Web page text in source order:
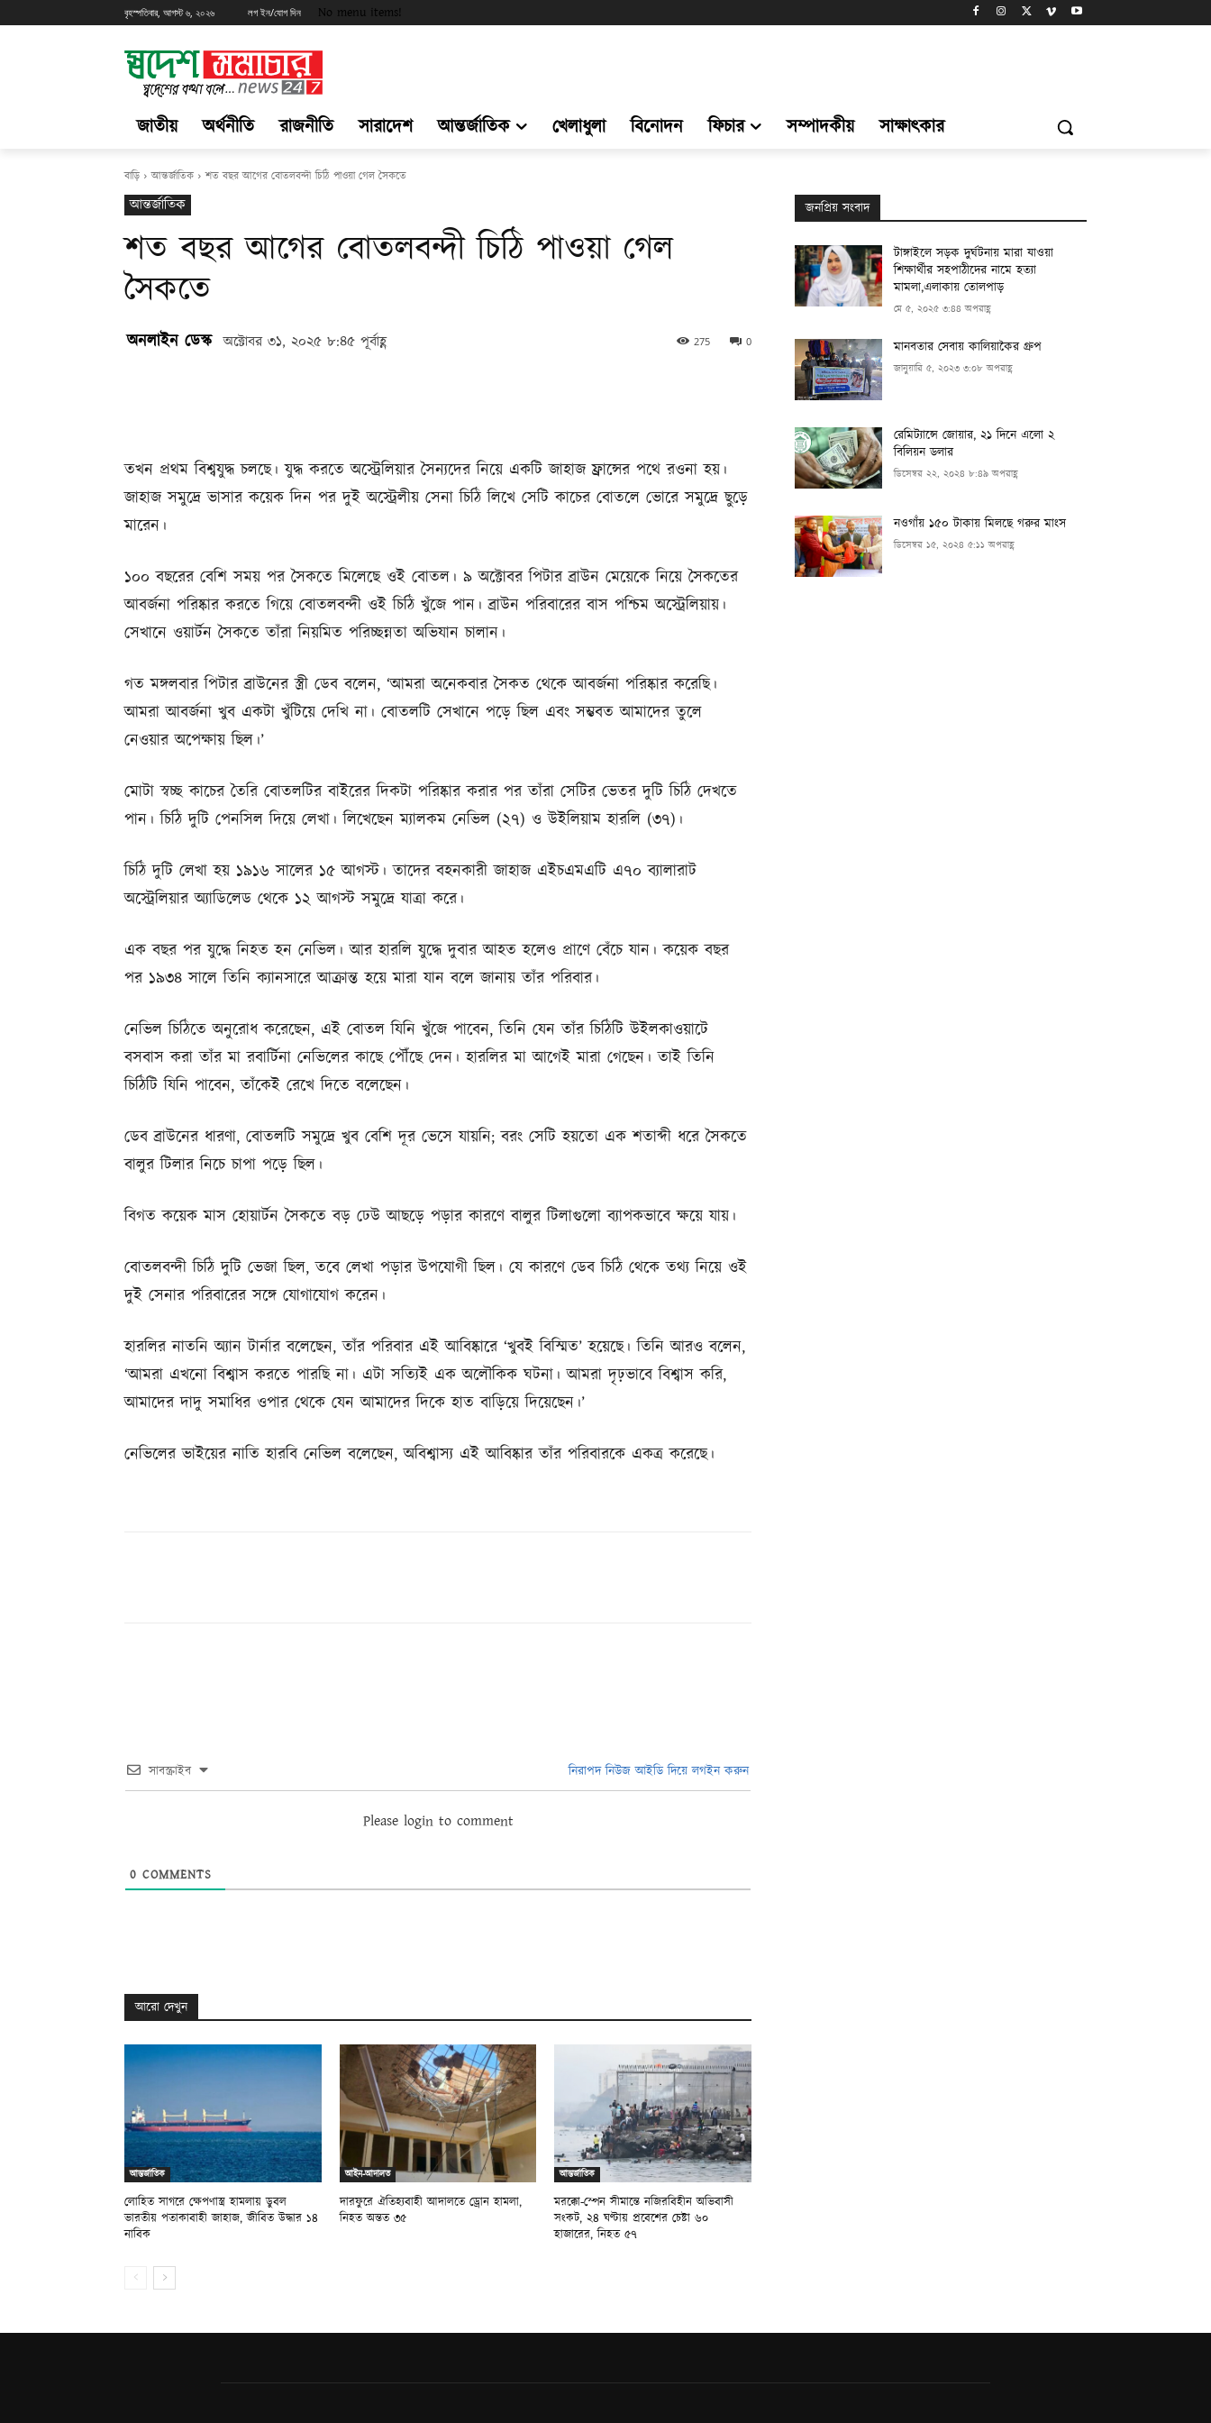
বৃহস্পতিবার, আগস্ট ৬, ২০২৬ লগ ইন/যোগ দিন No menu items!
জাতীয় অর্থনীতি রাজনীতি সারাদেশ আন্তর্জাতিক খেলাধুলা বিনোদন ফিচার সম্পাদকীয় সাক্ষাৎকার
বাড়ি আন্তর্জাতিক শত বছর আগের বোতলবন্দী চিঠি পাওয়া গেল সৈকতে
আন্তর্জাতিক
শত বছর আগের বোতলবন্দী চিঠি পাওয়া গেল
সৈকতে
অনলাইন ডেস্ক অক্টোবর ৩১, ২০২৫ ৮:৪৫ পূর্বাহ্ণ 0
275
তখন প্রথম বিশ্বযুদ্ধ চলছে। যুদ্ধ করতে অস্ট্রেলিয়ার সৈন্যদের নিয়ে একটি জাহাজ ফ্রান্সের পথে রওনা হয়।
জাহাজ সমুদ্রে ভাসার কয়েক দিন পর দুই অস্ট্রেলীয় সেনা চিঠি লিখে সেটি কাচের বোতলে ভোরে সমুদ্রে ছুড়ে
মারেন।
১০০ বছরের বেশি সময় পর সৈকতে মিলেছে ওই বোতল। ৯ অক্টোবর পিটার ব্রাউন মেয়েকে নিয়ে সৈকতের
আবর্জনা পরিষ্কার করতে গিয়ে বোতলবন্দী ওই চিঠি খুঁজে পান। ব্রাউন পরিবারের বাস পশ্চিম অস্ট্রেলিয়ায়।
সেখানে ওয়ার্টন সৈকতে তাঁরা নিয়মিত পরিচ্ছন্নতা অভিযান চালান।
গত মঙ্গলবার পিটার ব্রাউনের স্ত্রী ডেব বলেন, ‘আমরা অনেকবার সৈকত থেকে আবর্জনা পরিষ্কার করেছি।
আমরা আবর্জনা খুব একটা খুঁটিয়ে দেখি না। বোতলটি সেখানে পড়ে ছিল এবং সম্ভবত আমাদের তুলে
নেওয়ার অপেক্ষায় ছিল।’
মোটা স্বচ্ছ কাচের তৈরি বোতলটির বাইরের দিকটা পরিষ্কার করার পর তাঁরা সেটির ভেতর দুটি চিঠি দেখতে
পান। চিঠি দুটি পেনসিল দিয়ে লেখা। লিখেছেন ম্যালকম নেভিল (২৭) ও উইলিয়াম হারলি (৩৭)।
চিঠি দুটি লেখা হয় ১৯১৬ সালের ১৫ আগস্ট। তাদের বহনকারী জাহাজ এইচএমএটি এ৭০ ব্যালারাট
অস্ট্রেলিয়ার অ্যাডিলেড থেকে ১২ আগস্ট সমুদ্রে যাত্রা করে।
এক বছর পর যুদ্ধে নিহত হন নেভিল। আর হারলি যুদ্ধে দুবার আহত হলেও প্রাণে বেঁচে যান। কয়েক বছর
পর ১৯৩৪ সালে তিনি ক্যানসারে আক্রান্ত হয়ে মারা যান বলে জানায় তাঁর পরিবার।
নেভিল চিঠিতে অনুরোধ করেছেন, এই বোতল যিনি খুঁজে পাবেন, তিনি যেন তাঁর চিঠিটি উইলকাওয়াটে
বসবাস করা তাঁর মা রবার্টিনা নেভিলের কাছে পৌঁছে দেন। হারলির মা আগেই মারা গেছেন। তাই তিনি
চিঠিটি যিনি পাবেন, তাঁকেই রেখে দিতে বলেছেন।
ডেব ব্রাউনের ধারণা, বোতলটি সমুদ্রে খুব বেশি দূর ভেসে যায়নি; বরং সেটি হয়তো এক শতাব্দী ধরে সৈকতে
বালুর টিলার নিচে চাপা পড়ে ছিল।
বিগত কয়েক মাস হোয়ার্টন সৈকতে বড় ঢেউ আছড়ে পড়ার কারণে বালুর টিলাগুলো ব্যাপকভাবে ক্ষয়ে যায়।
বোতলবন্দী চিঠি দুটি ভেজা ছিল, তবে লেখা পড়ার উপযোগী ছিল। যে কারণে ডেব চিঠি থেকে তথ্য নিয়ে ওই
দুই সেনার পরিবারের সঙ্গে যোগাযোগ করেন।
হারলির নাতনি অ্যান টার্নার বলেছেন, তাঁর পরিবার এই আবিষ্কারে ‘খুবই বিস্মিত’ হয়েছে। তিনি আরও বলেন,
‘আমরা এখনো বিশ্বাস করতে পারছি না। এটা সত্যিই এক অলৌকিক ঘটনা। আমরা দৃঢ়ভাবে বিশ্বাস করি,
আমাদের দাদু সমাধির ওপার থেকে যেন আমাদের দিকে হাত বাড়িয়ে দিয়েছেন।’
নেভিলের ভাইয়ের নাতি হারবি নেভিল বলেছেন, অবিশ্বাস্য এই আবিষ্কার তাঁর পরিবারকে একত্র করেছে।
সাবস্ক্রাইব নিরাপদ নিউজ আইডি দিয়ে লগইন করুন
Please login to comment
0 COMMENTS
আরো দেখুন
আন্তর্জাতিক
লোহিত সাগরে ক্ষেপণাস্ত্র হামলায় ডুবল
ভারতীয় পতাকাবাহী জাহাজ, জীবিত উদ্ধার ১৪
নাবিক
আইন-আদালত
দারফুরে ঐতিহ্যবাহী আদালতে ড্রোন হামলা,
নিহত অন্তত ৩৫
আন্তর্জাতিক
মরক্কো-স্পেন সীমান্তে নজিরবিহীন অভিবাসী
সংকট, ২৪ ঘণ্টায় প্রবেশের চেষ্টা ৬০
হাজারের, নিহত ৫৭
জনপ্রিয় সংবাদ
টাঙ্গাইলে সড়ক দুর্ঘটনায় মারা যাওয়া
শিক্ষার্থীর সহপাঠীদের নামে হত্যা
মামলা,এলাকায় তোলপাড়
মে ৫, ২০২৫ ৩:৪৪ অপরাহ্ণ
মানবতার সেবায় কালিয়াকৈর গ্রুপ
জানুয়ারি ৫, ২০২৩ ৩:০৮ অপরাহ্ণ
রেমিট্যান্সে জোয়ার, ২১ দিনে এলো ২
বিলিয়ন ডলার
ডিসেম্বর ২২, ২০২৪ ৮:৪৯ অপরাহ্ণ
নওগাঁয় ১৫০ টাকায় মিলছে গরুর মাংস
ডিসেম্বর ১৫, ২০২৪ ৫:১১ অপরাহ্ণ